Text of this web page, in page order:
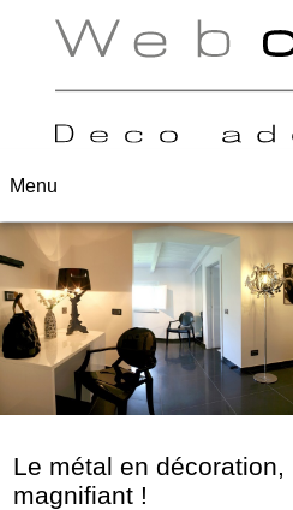
Menu
Le métal en décoration,
magnifiant !